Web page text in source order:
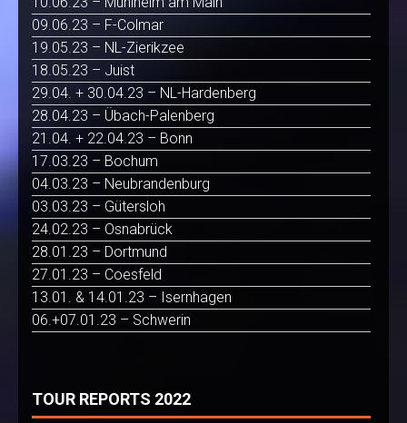
09.06.23 – F-Colmar
19.05.23 – NL-Zierikzee
18.05.23 – Juist
29.04. + 30.04.23 – NL-Hardenberg
28.04.23 – Übach-Palenberg
21.04. + 22.04.23 – Bonn
17.03.23 – Bochum
04.03.23 – Neubrandenburg
03.03.23 – Gütersloh
24.02.23 – Osnabrück
28.01.23 – Dortmund
27.01.23 – Coesfeld
13.01. & 14.01.23 – Isernhagen
06.+07.01.23 – Schwerin
TOUR REPORTS 2022